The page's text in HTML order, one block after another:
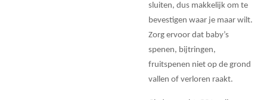
sluiten, dus makkelijk om te
bevestigen waar je maar wilt.
Zorg ervoor dat baby’s
spenen, bijtringen,
fruitspenen niet op de grond
vallen of verloren raakt.